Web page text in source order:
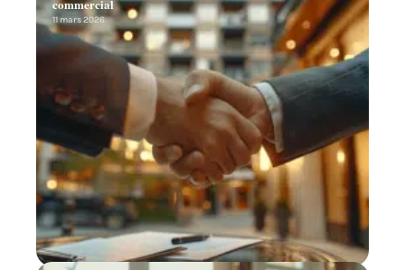
commercial
11 mars 2026